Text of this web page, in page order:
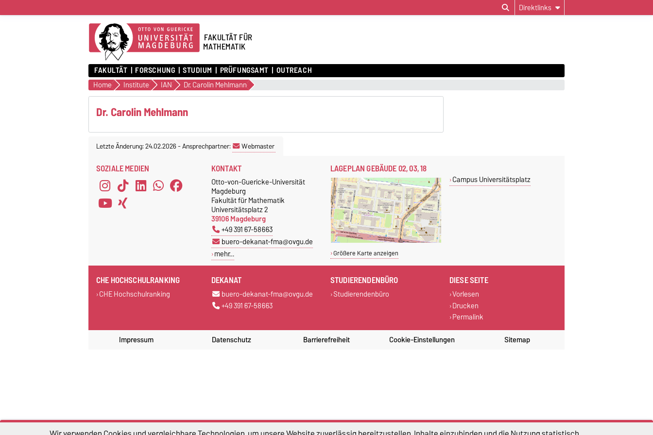
Direktlinks
FAKULTÄT FÜR
MATHEMATIK
FAKULTÄT FORSCHUNG STUDIUM PRÜFUNGSAMT OUTREACH
Home Institute IAN Dr. Carolin Mehlmann
Dr. Carolin Mehlmann
Letzte Änderung: 24.02.2026-Ansprechpartner: Webmaster
SOZIALE MEDIEN KONTAKT
Otto-von-Guericke-Universität
Magdeburg
Fakultät für Mathematik
Universitätsplatz 2
39106 Magdeburg
+49 391 67-58663
buero-dekanat-fma@ovgu.de
mehr…
LAGEPLAN GEBÄUDE 02, 03, 18
Größere Karte anzeigen
Campus Universitätsplatz
CHE HOCHSCHULRANKING
CHE Hochschulranking
DEKANAT
buero-dekanat-fma@ovgu.de
+49 391 67-58663
STUDIERENDENBÜRO
Studierendenbüro
DIESE SEITE
Vorlesen
Drucken
Permalink
Impressum Datenschutz Barrierefreiheit Cookie-Einstellungen Sitemap